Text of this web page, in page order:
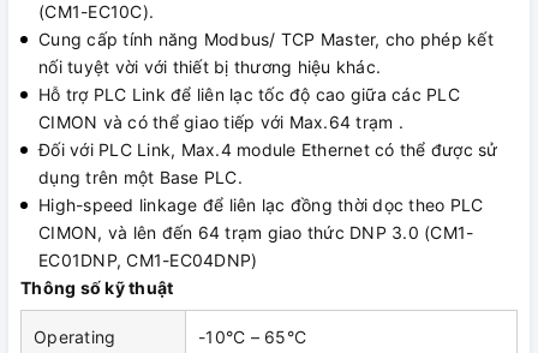
(CM1-EC10C).
Cung cấp tính năng Modbus/ TCP Master, cho phép kết
nối tuyệt vời với thiết bị thương hiệu khác.
Hỗ trợ PLC Link để liên lạc tốc độ cao giữa các PLC
CIMON và có thể giao tiếp với Max.64 trạm .
Đối với PLC Link, Max.4 module Ethernet có thể được sử
dụng trên một Base PLC.
High-speed linkage để liên lạc đồng thời dọc theo PLC
CIMON, và lên đến 64 trạm giao thức DNP 3.0 (CM1-
EC01DNP, CM1-EC04DNP)
Thông số kỹ thuật
Operating
-10°C – 65°C